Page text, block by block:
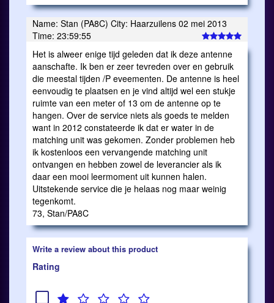
Name: Stan (PA8C) City: Haarzuilens 02 mei 2013
Time: 23:59:55
Het is alweer enige tijd geleden dat ik deze antenne
aanschafte. Ik ben er zeer tevreden over en gebruik
die meestal tijden /P eveementen. De antenne is heel
eenvoudig te plaatsen en je vind altijd wel een stukje
ruimte van een meter of 13 om de antenne op te
hangen. Over de service niets als goeds te melden
want in 2012 constateerde ik dat er water in de
matching unit was gekomen. Zonder problemen heb
ik kostenloos een vervangende matching unit
ontvangen en hebben zowel de leverancier als ik
daar een mooi leermoment uit kunnen halen.
Uitstekende service die je helaas nog maar weinig
tegenkomt.
73, Stan/PA8C
Write a review about this product
Rating